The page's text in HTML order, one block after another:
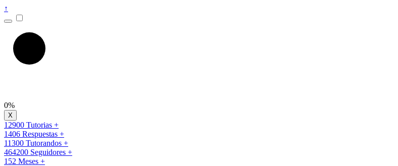
↑
0%
12900 Tutorias +
1406 Respuestas +
11300 Tutorandos +
464200 Seguidores +
152 Meses +